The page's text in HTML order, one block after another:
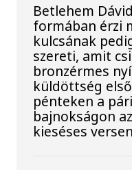
Betlehem
formában érzi
kulcsának
szereti, amit
bronzérmes
küldöttség
pénteken a
bajnokságon
kieséses